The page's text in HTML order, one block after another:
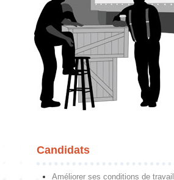
Candidats
Améliorer ses conditions de travail